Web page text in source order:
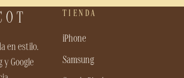
en estilo.
y Google
TIENDA
iPhone
Samsung